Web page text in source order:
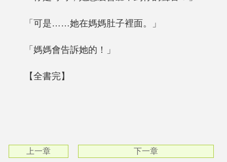
「可是……她在媽媽肚子裡面。」
「媽媽會告訴她的！」
【全書完】
上一章 下一章